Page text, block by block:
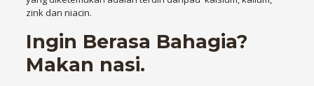
zink dan niacin.
Ingin Berasa Bahagia?
Makan nasi.